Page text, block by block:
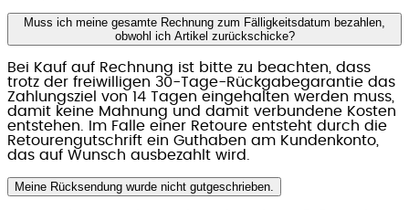
Muss ich meine gesamte Rechnung zum Fälligkeitsdatum bezahlen,
obwohl ich Artikel zurückschicke?
Bei Kauf auf Rechnung ist bitte zu beachten, dass
trotz der freiwilligen 30-Tage-Rückgabegarantie das
Zahlungsziel von 14 Tagen eingehalten werden muss,
damit keine Mahnung und damit verbundene Kosten
entstehen. Im Falle einer Retoure entsteht durch die
Retourengutschrift ein Guthaben am Kundenkonto,
das auf Wunsch ausbezahlt wird.
Meine Rücksendung wurde nicht gutgeschrieben.